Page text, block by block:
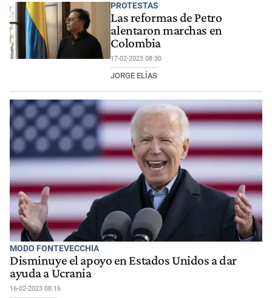
PROTESTAS
Las reformas de Petro
alentaron marchas en
Colombia
17-02-2023 08:30
JORGE ELÍAS
MODO FONTEVECCHIA
Disminuye el apoyo en Estados Unidos a dar
ayuda a Ucrania
16-02-2023 08:16